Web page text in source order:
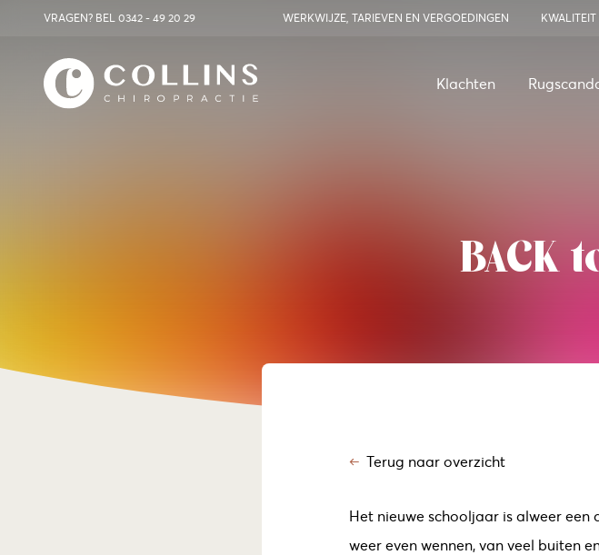
VRAGEN? BEL 0342 - 49 20 29 WERKWIJZE, TARIEVEN EN VERGOEDINGEN
Klachten
BACK
Terug naar overzicht
Het nieuwe schooljaar is alweer
weer even wennen, van veel buiten